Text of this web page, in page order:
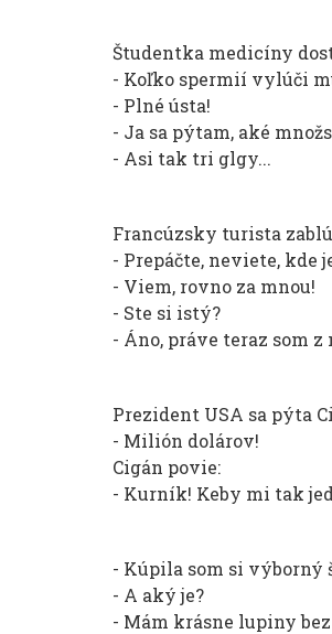
Študentka medicíny
- Koľko spermií vylúči
- Plné ústa!
- Ja sa pýtam, aké
- Asi tak tri glgy...
Francúzsky turista
- Prepáčte, neviete, kde
- Viem, rovno za mnou!
- Ste si istý?
- Áno, práve teraz som
Prezident USA sa pýta
- Milión dolárov!
Cigán povie:
- Kurník! Keby mi tak
- Kúpila som si výborný
- A aký je?
- Mám krásne lupiny